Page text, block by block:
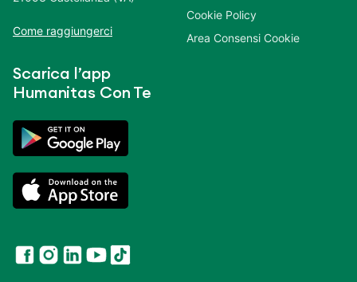
Come raggiungerci
Scarica l’app
Humanitas Con Te
Cookie Policy
Area Consensi Cookie